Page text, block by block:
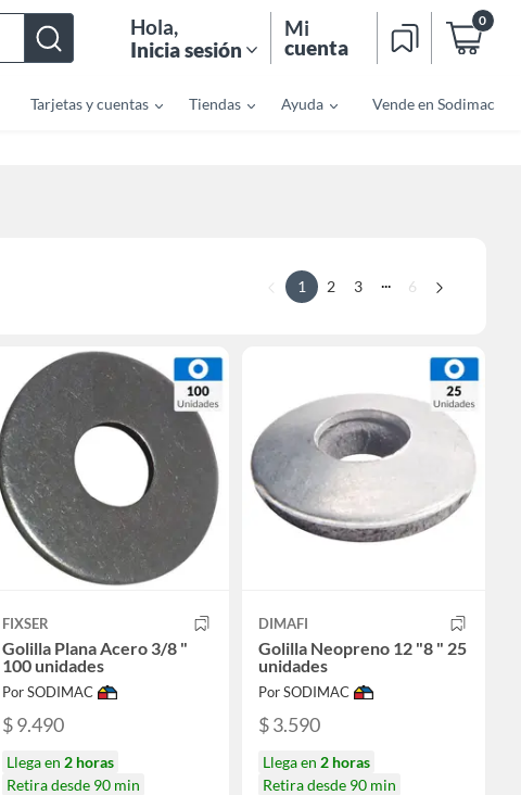
Hola,
Inicia sesión
Mi
cuenta
0
Tarjetas y cuentas Tiendas Ayuda Vende en Sodimac
1 2 3 ... 6
FIXSER
Golilla Plana Acero 3/8 "
100 unidades
Por SODIMAC
$ 9.490
Llega en 2 horas
Retira desde 90 min
DIMAFI
Golilla Neopreno 12 "8 " 25
unidades
Por SODIMAC
$ 3.590
Llega en 2 horas
Retira desde 90 min